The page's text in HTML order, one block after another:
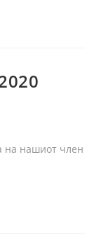
на нашиот член